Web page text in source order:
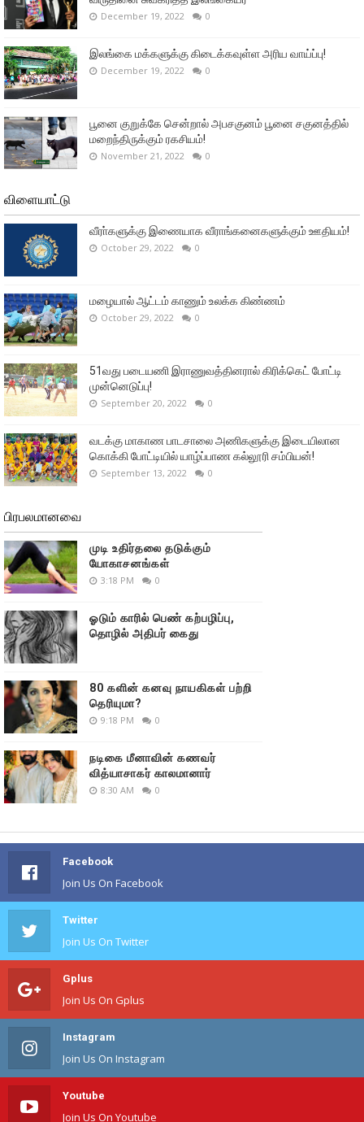
December 19, 2022 0
இலங்கை மக்களுக்கு கிடைக்கவுள்ள அரிய வாய்ப்பு!
December 19, 2022 0
பூனை குறுக்கே சென்றால் அபசகுனம் பூனை சகுனத்தில்
மறைந்திருக்கும் ரகசியம்!
November 21, 2022 0
விளையாட்டு
வீரா்களுக்கு இணையாக வீராங்கனைகளுக்கும் ஊதியம்!
October 29, 2022 0
மழையால் ஆட்டம் காணும் உலக்க கிண்ணம்
October 29, 2022 0
51வது படையணி இராணுவத்தினரால் கிரிக்கெட் போட்டி
முன்னெடுப்பு!
September 20, 2022 0
வடக்கு மாகாண பாடசாலை அணிகளுக்கு இடையிலான
கொக்கி போட்டியில் யாழ்ப்பாண கல்லூரி சம்பியன்!
September 13, 2022 0
பிரபலமானவை
முடி உதிர்தலை தடுக்கும்
யோகாசனங்கள்
3:18 PM 0
ஓடும் காரில் பெண் கற்பழிப்பு,
தொழில் அதிபர் கைது
80 களின் கனவு நாயகிகள் பற்றி
தெரியுமா?
9:18 PM 0
நடிகை மீனாவின் கணவர்
வித்யாசாகர் காலமானார்
8:30 AM 0
Facebook
Join Us On Facebook
Twitter
Join Us On Twitter
Gplus
Join Us On Gplus
Instagram
Join Us On Instagram
Youtube
Join Us On Youtube